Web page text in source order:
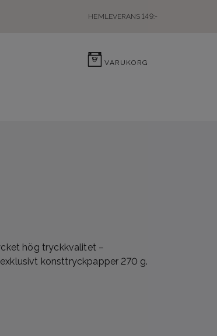
HEMLEVERANS 149:-
0 VARUKORG
hög tryckkvalitet –
konsttryckpapper 270 g.